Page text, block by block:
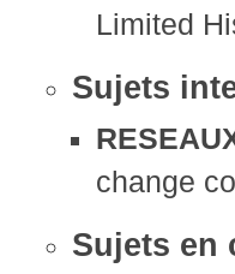
Limited
Sujets
change
Sujets en